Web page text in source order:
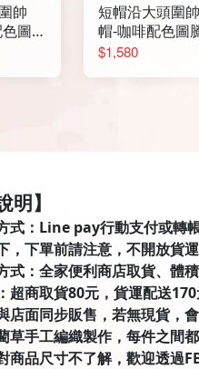
帥
圖
短帽沿大頭圍帥
帽-咖啡配色圖
$1,580
明】
式：Line pay行動支付或轉
，下單前請注意，不開放貨運
式：全家便利商店取貨、體
超商取貨80元，貨運配送
店面同步販售，若無現貨，會
草手工編織製作，每件之間
商品尺寸不了解，歡迎透過